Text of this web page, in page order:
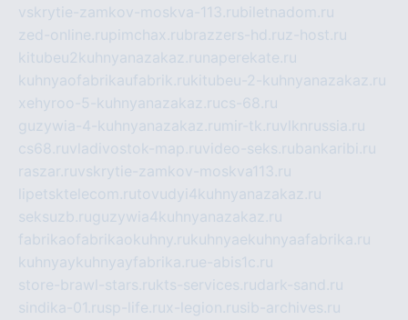
vskrytie-zamkov-moskva-113.rubiletnadom.ru
zed-online.rupimchax.rubrazzers-hd.ruz-host.ru
kitubeu2kuhnyanazakaz.ru naperekate.ru
kuhnyaofabrikaufabrik.rukitubeu-2-kuhnyanazakaz.ru
xehyroo-5-kuhnyanazakaz.rucs-68.ru
guzywia-4-kuhnyanazakaz.ru mir-tk.ruvlknrussia.ru
cs68.ruvladivostok-map.ruvideo-seks.rubankaribi.ru
raszar.ruvskrytie-zamkov-moskva113.ru
lipetsktelecom.rutovudyi4kuhnyanazakaz.ru
seksuzb.ruguzywia4kuhnyanazakaz.ru
fabrikaofabrikaokuhny.rukuhnyaekuhnyaafabrika.ru
kuhnyaykuhnyayfabrika.rue-abis1c.ru
store-brawl-stars.rukts-services.rudark-sand.ru
sindika-01.rusp-life.rux-legion.rusib-archives.ru